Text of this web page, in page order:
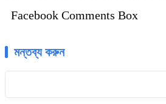
Facebook Comments Box
মন্তব্য করুন